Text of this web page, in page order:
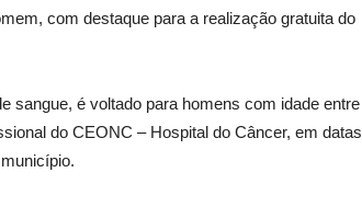
com destaque para a realização gratuita do
sangue, é voltado para homens com idade entre
do CEONC – Hospital do Câncer, em datas